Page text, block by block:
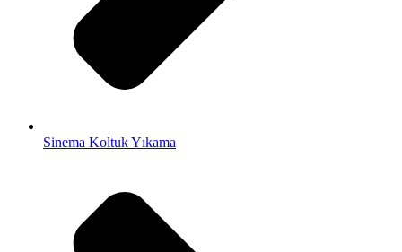
Sinema Koltuk Yıkama